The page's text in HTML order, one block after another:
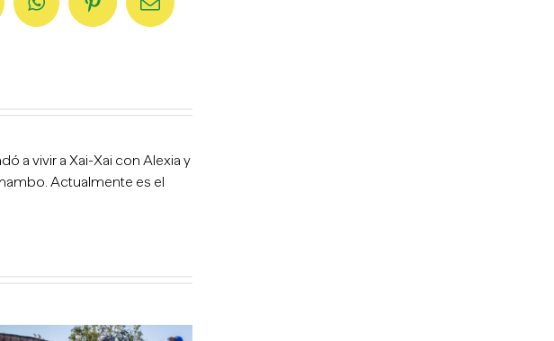
WhatsAppPinterestCorreo
electrónico
a vivir a Xai-Xai con Alexia y
Actualmente es el